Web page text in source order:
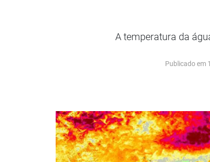
A temperatura da
Publicado em